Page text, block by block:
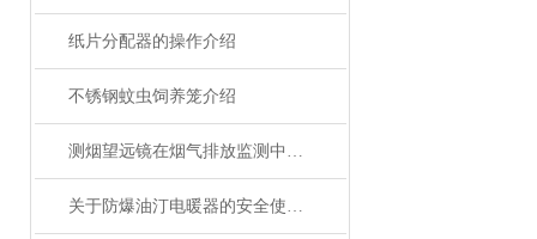
纸片分配器的操作介绍
不锈钢蚊虫饲养笼介绍
测烟望远镜在烟气排放监测中的应用有哪些优点？
关于防爆油汀电暖器的安全使用规范